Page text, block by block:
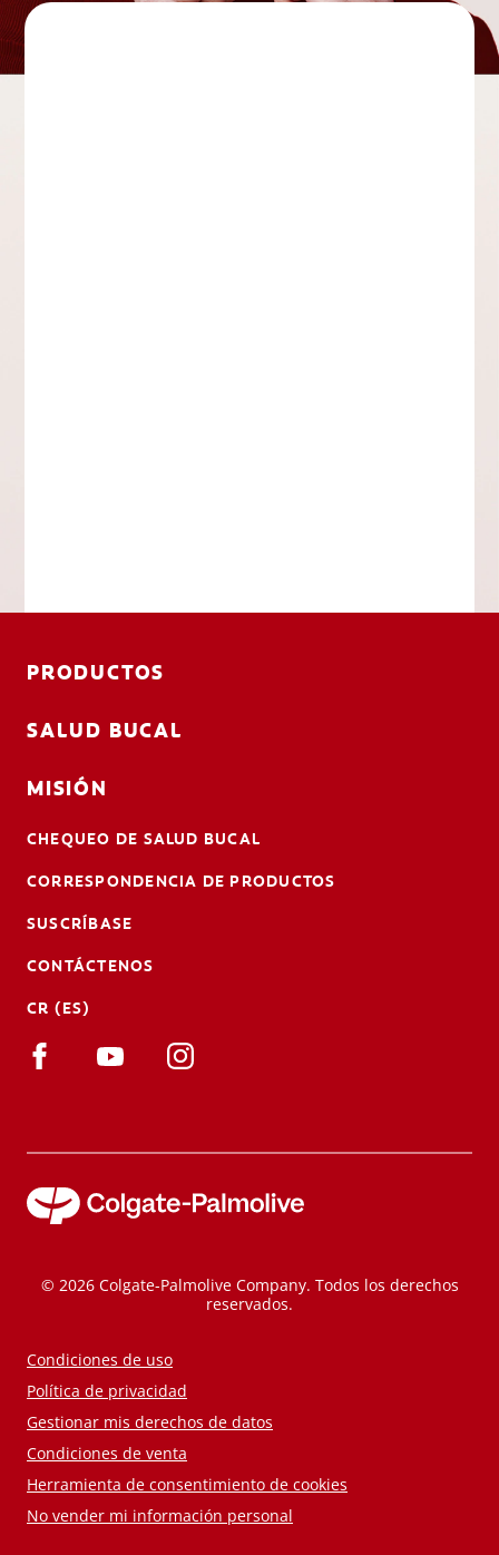
PRODUCTOS
SALUD BUCAL
MISIÓN
CHEQUEO DE SALUD BUCAL
CORRESPONDENCIA DE PRODUCTOS
SUSCRÍBASE
CONTÁCTENOS
CR (ES)
© 2026 Colgate-Palmolive Company. Todos los derechos
reservados.
Condiciones de uso
Política de privacidad
Gestionar mis derechos de datos
Condiciones de venta
Herramienta de consentimiento de cookies
No vender mi información personal